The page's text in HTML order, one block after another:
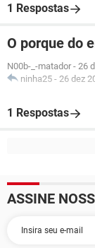
1 Respostas
O porque do
N00b-_-matador - 26
ninha25 - 26 dez
1 Respostas
ASSINE